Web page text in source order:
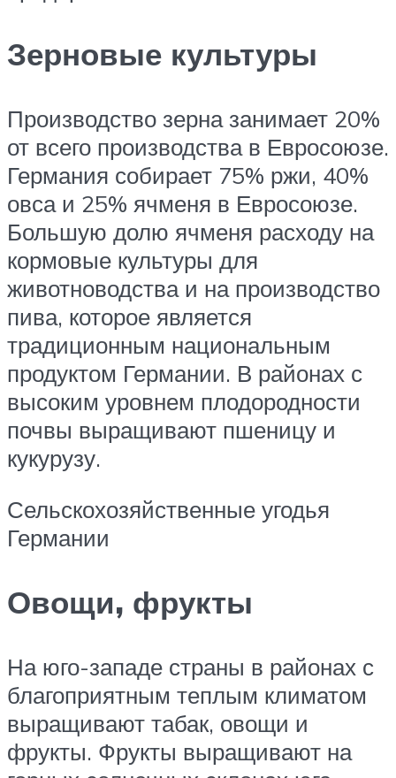
Зерновые культуры
Производство зерна занимает 20%
от всего производства в Евросоюзе.
Германия собирает 75% ржи, 40%
овса и 25% ячменя в Евросоюзе.
Большую долю ячменя расходу на
кормовые культуры для
животноводства и на производство
пива, которое является
традиционным национальным
продуктом Германии. В районах с
высоким уровнем плодородности
почвы выращивают пшеницу и
кукурузу.
Сельскохозяйственные угодья
Германии
Овощи, фрукты
На юго-западе страны в районах с
благоприятным теплым климатом
выращивают табак, овощи и
фрукты. Фрукты выращивают на